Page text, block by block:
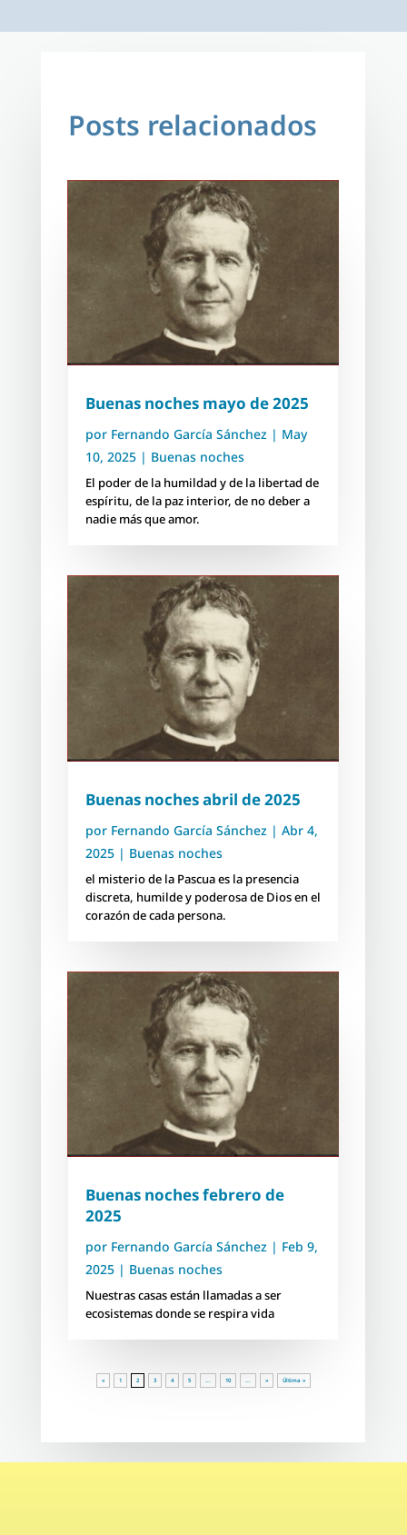
Posts relacionados
Buenas noches mayo de 2025
por Fernando García Sánchez| May
10, 2025| Buenas noches
El poder de la humildad y de la libertad de
espíritu, de la paz interior, de no deber a
nadie más que amor.
Buenas noches abril de 2025
por Fernando García Sánchez | Abr 4,
2025| Buenas noches
el misterio de la Pascua es la presencia
discreta, humilde y poderosa de Dios en el
corazón de cada persona.
Buenas noches febrero de
2025
por Fernando García Sánchez| Feb 9,
2025| Buenas noches
Nuestras casas están llamadas a ser
ecosistemas donde se respira vida
« 1 2 3 4 5 ... 10 ... » Última »